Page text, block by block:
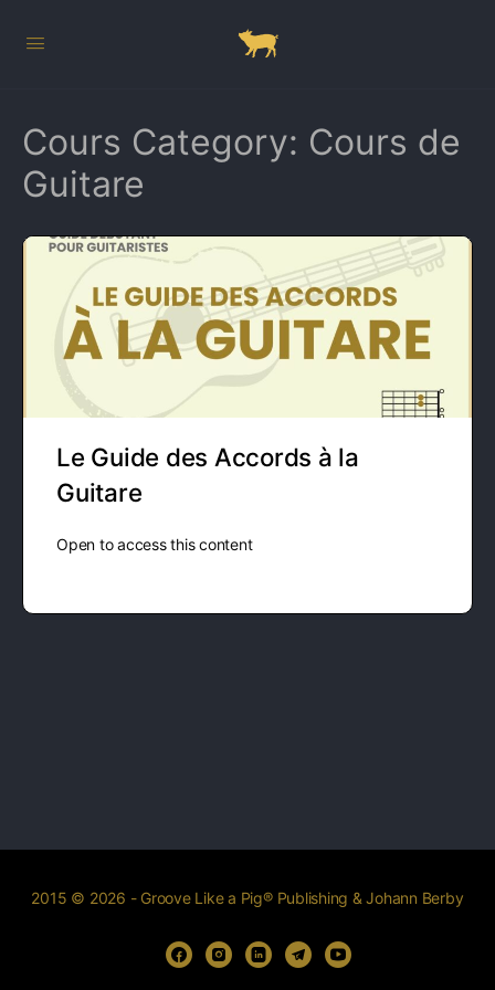
Cours Category: Cours de
Guitare
Le Guide des Accords à la
Guitare
Open to access this content
2015 © 2026 - Groove Like a Pig® Publishing & Johann Berby